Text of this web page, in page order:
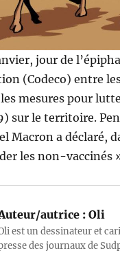
jour de
(Codeco) entre
mesures pour
sur le territoire.
Macron a déclaré,
les non-vaccinés
autrice :Oli
est un dessinateur et
des journaux de